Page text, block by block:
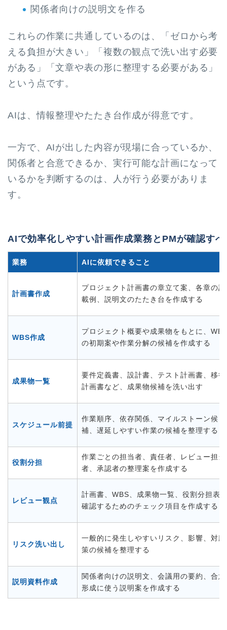
関係者向けの説明文を作る
これらの作業に共通しているのは、「ゼロから考
える負担が大きい」「複数の観点で洗い出す必要
がある」「文章や表の形に整理する必要がある」
という点です。
AIは、情報整理やたたき台作成が得意です。
一方で、AIが出した内容が現場に合っているか、
関係者と合意できるか、実行可能な計画になって
いるかを判断するのは、人が行う必要がありま
す。
AIで効率化しやすい計画作成業務とPMが確認す
業務 AIに依頼できること
計画書作成
プロジェクト計画書の章立て案、各章の記
載例、説明文のたたき台を作成する
WBS作成
プロジェクト概要や成果物をもとに、
の初期案や作業分解の候補を作成する
成果物一覧
要件定義書、設計書、テスト計画書、移行
計画書など、成果物候補を洗い出す
スケジュール前提
作業順序、依存関係、マイルストーン候
補、遅延しやすい作業の候補を整理する
役割分担
作業ごとの担当者、責任者、レビュー担当
者、承認者の整理案を作成する
レビュー観点
計画書、WBS、成果物一覧、役割分担表
確認するためのチェック項目を作成する
リスク洗い出し
一般的に発生しやすいリスク、影響、対応
策の候補を整理する
説明資料作成
関係者向けの説明文、会議用の要約、合意
形成に使う説明案を作成する